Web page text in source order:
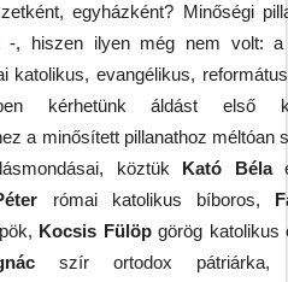
egyházként? Minőségi
-, hiszen ilyen még nem volt: a
katolikus, evangélikus,
kérhetünk áldást első
a minősített pillanathoz méltóan
köztük Kató Béla
római katolikus bíboros,
Kocsis Fülöpgörög katolikus
szír ortodox